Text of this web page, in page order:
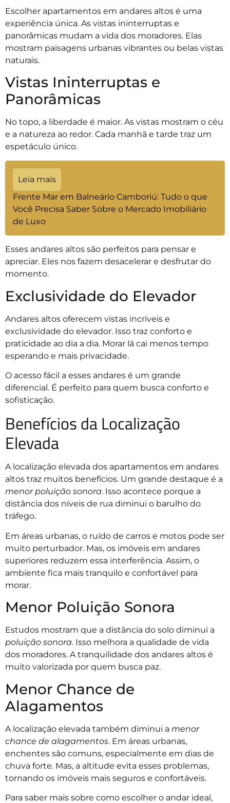
Escolher apartamentos em andares altos é uma
experiência única. As vistas ininterruptas e
panorâmicas mudam a vida dos moradores. Elas
mostram paisagens urbanas vibrantes ou belas vistas
naturais.
Vistas Ininterruptas e
Panorâmicas
No topo, a liberdade é maior. As vistas mostram o céu
e a natureza ao redor. Cada manhã e tarde traz um
espetáculo único.
Leia mais
Frente Mar em Balneário Camboriú: Tudo o que
Você Precisa Saber Sobre o Mercado Imobiliário
de Luxo
Esses andares altos são perfeitos para pensar e
apreciar. Eles nos fazem desacelerar e desfrutar do
momento.
Exclusividade do Elevador
Andares altos oferecem vistas incríveis e
exclusividade do elevador. Isso traz conforto e
praticidade ao dia a dia. Morar lá cai menos tempo
esperando e mais privacidade.
O acesso fácil a esses andares é um grande
diferencial. É perfeito para quem busca conforto e
sofisticação.
Benefícios da Localização
Elevada
A localização elevada dos apartamentos em andares
altos traz muitos benefícios. Um grande destaque é a
menor poluição sonora. Isso acontece porque a
distância dos níveis de rua diminui o barulho do
tráfego.
Em áreas urbanas, o ruído de carros e motos pode ser
muito perturbador. Mas, os imóveis em andares
superiores reduzem essa interferência. Assim, o
ambiente fica mais tranquilo e confortável para
morar.
Menor Poluição Sonora
Estudos mostram que a distância do solo diminui a
poluição sonora. Isso melhora a qualidade de vida
dos moradores. A tranquilidade dos andares altos é
muito valorizada por quem busca paz.
Menor Chance de
Alagamentos
A localização elevada também diminui a menor
chance de alagamentos. Em áreas urbanas,
enchentes são comuns, especialmente em dias de
chuva forte. Mas, a altitude evita esses problemas,
tornando os imóveis mais seguros e confortáveis.
Para saber mais sobre como escolher o andar ideal,